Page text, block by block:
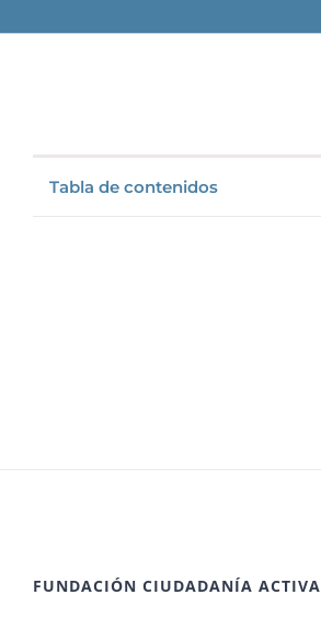
Tabla de contenidos
FUNDACIÓN CIUDADANÍA ACTIVA